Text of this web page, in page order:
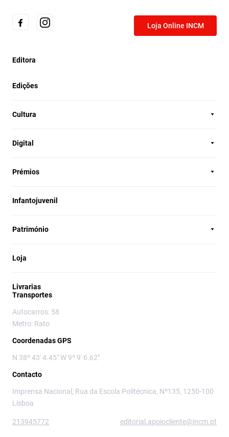
Loja Online INCM
Editora
Edições
Cultura
Digital
Prémios
Infantojuvenil
Património
Loja
Livrarias
Transportes
Autocarros: 58
Metro: Rato
Coordenadas GPS
N 38º 43' 4.45" W 9º 9' 6.62"
Contacto
Imprensa Nacional, Rua da Escola Politécnica, Nº135, 1250-100
Lisboa
213945772 editorial.apoiocliente@incm.pt